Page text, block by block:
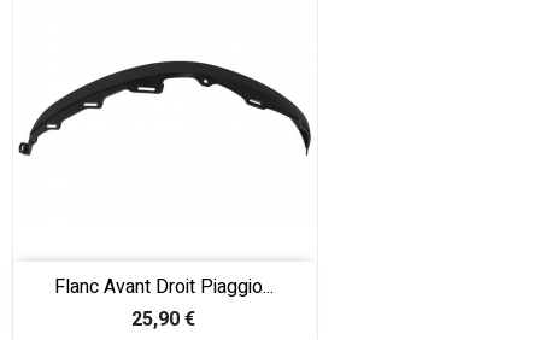
Flanc Avant Droit Piaggio...
Prix
25,90 €